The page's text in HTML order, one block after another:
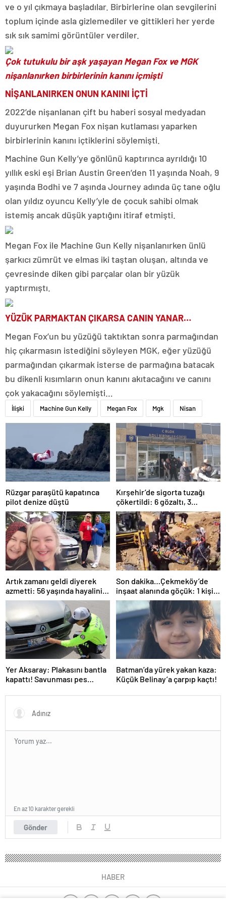
ve o yıl çıkmaya başladılar. Birbirlerine olan sevgilerini
toplum içinde asla gizlemediler ve gittikleri her yerde
sık sık samimi görüntüler verdiler.
Çok tutukulu bir aşk yaşayan Megan Fox ve MGK
nişanlanırken birbirlerinin kanını içmişti
NİŞANLANIRKEN ONUN KANINI İÇTİ
2022’de nişanlanan çift bu haberi sosyal medyadan
duyururken Megan Fox nişan kutlaması yaparken
birbirlerinin kanını içtiklerini söylemişti.
Machine Gun Kelly’ye gönlünü kaptırınca ayrıldığı 10
yıllık eski eşi Brian Austin Green’den 11 yaşında Noah, 9
yaşında Bodhi ve 7 aşında Journey adında üç tane oğlu
olan yıldız oyuncu Kelly’yle de çocuk sahibi olmak
istemiş ancak düşük yaptığını itiraf etmişti.
Megan Fox ile Machine Gun Kelly nişanlanırken ünlü
şarkıcı zümrüt ve elmas iki taştan oluşan, altında ve
çevresinde diken gibi parçalar olan bir yüzük
yaptırmıştı.
YÜZÜK PARMAKTAN ÇIKARSA CANIN YANAR…
Megan Fox’un bu yüzüğü taktıktan sonra parmağından
hiç çıkarmasın istediğini söyleyen MGK, eğer yüzüğü
parmağından çıkarmak isterse de parmağına batacak
bu dikenli kısımların onun kanını akıtacağını ve canını
çok yakacağını söylemişti…
İlişki Machine Gun Kelly Megan Fox Mgk Nisan
Rüzgar paraşütü kapatınca
pilot denize düştü
Kırşehir’de sigorta tuzağı
çökertildi: 6 gözaltı, 3
tutuklama
Artık zamanı geldi diyerek
azmetti: 56 yaşında hayalini
kurduğu ehliyete kavuştu
Son dakika…Çekmeköy’de
inşaat alanında göçük: 1 kişi
hayatını kaybetti
Yer Aksaray: Plakasını bantla
kapattı! Savunması pes
Batman’da yürek yakan kaza:
Küçük Belinay’a çarpıp kaçtı!
Gönder
En az 10 karakter gerekli
HABER